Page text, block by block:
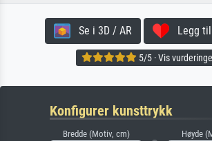
Se i 3D / AR Legg
5/5 · Vis
Konfigurer kunsttrykk
Bredde (Motiv, cm) Høyde